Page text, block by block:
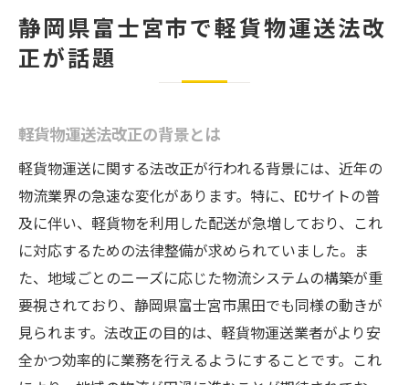
法改正がもたらす地域経済への効果
法改正で変わる軽貨物運送の未来
軽貨物の未来を左右する法改正
法改正後の軽貨物運送の新常識
軽貨物ドライバーに求められる変革
法改正がもたらす未来の物流システム
持続可能な配送システムの構築へ
富士宮市の軽貨物運送に新たな規制
軽貨物運送における新規制の詳細
ドライバーが知っておくべき規制内容
富士宮市の軽貨物業者の現状と課題
静岡県富士宮市で軽貨物運送法改
正が話題
軽貨物運送法改正の背景とは
軽貨物運送に関する法改正が行われる背景には、近年の
物流業界の急速な変化があります。特に、ECサイトの普
及に伴い、軽貨物を利用した配送が急増しており、これ
に対応するための法律整備が求められていました。ま
た、地域ごとのニーズに応じた物流システムの構築が重
要視されており、静岡県富士宮市黒田でも同様の動きが
見られます。法改正の目的は、軽貨物運送業者がより安
全かつ効率的に業務を行えるようにすることです。これ